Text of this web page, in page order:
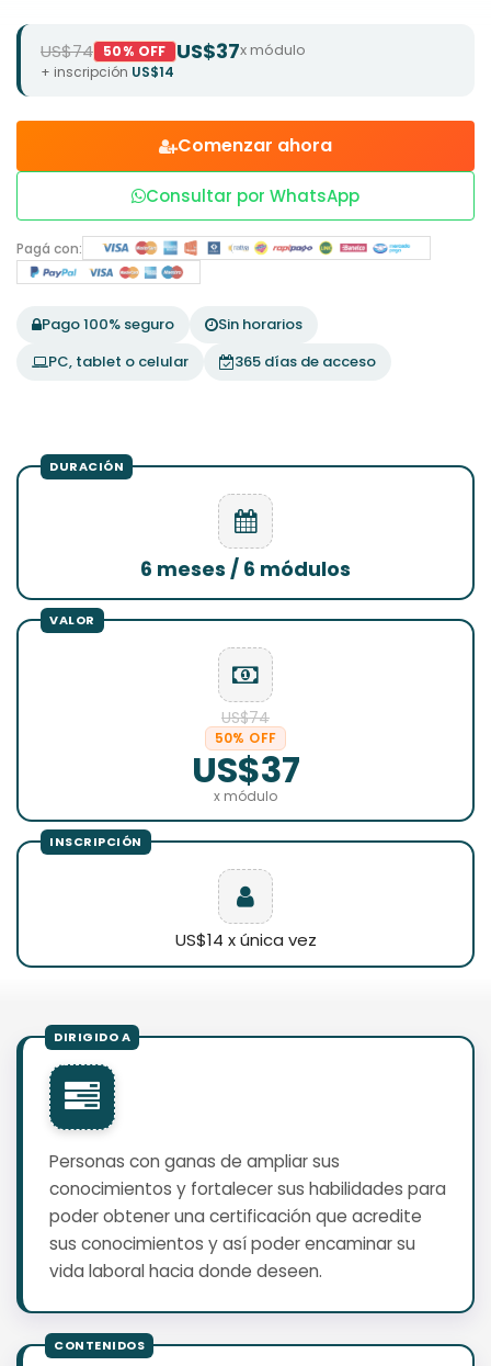
US$74 50% OFF US$37x módulo
+ inscripción US$14
Comenzar ahora
Consultar por WhatsApp
Pagá con:
Pago 100% seguro
Sin horarios
PC, tablet o celular
365 días de acceso
6 meses / 6 módulos
US$74
50% OFF
US$37
x módulo
US$14 x única vez
Personas con ganas de ampliar sus
conocimientos y fortalecer sus habilidades para
poder obtener una certificación que acredite
sus conocimientos y así poder encaminar su
vida laboral hacia donde deseen.